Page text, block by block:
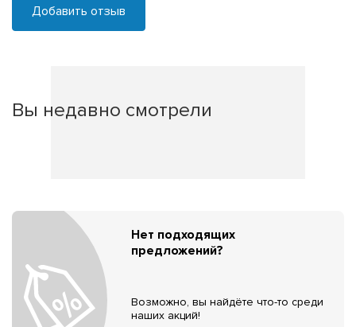
Добавить отзыв
Вы недавно смотрели
Нет подходящих
предложений?
Возможно, вы найдёте что-то среди
наших акций!